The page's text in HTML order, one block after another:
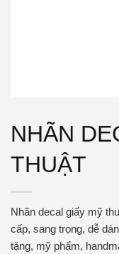
NHÃN
THUẬT
Nhãn decal giấy mỹ
cấp, sang trọng, dễ
tặng, mỹ phẩm,